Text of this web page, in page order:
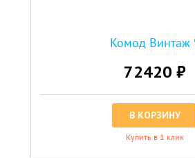
Комод Винтаж
72420 ₽
В КОРЗИНУ
Купить в 1 клик